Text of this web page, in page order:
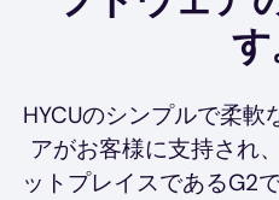
す
HYCUのシンプルで柔軟
アがお客様に支持され
ットプレイスであるG2